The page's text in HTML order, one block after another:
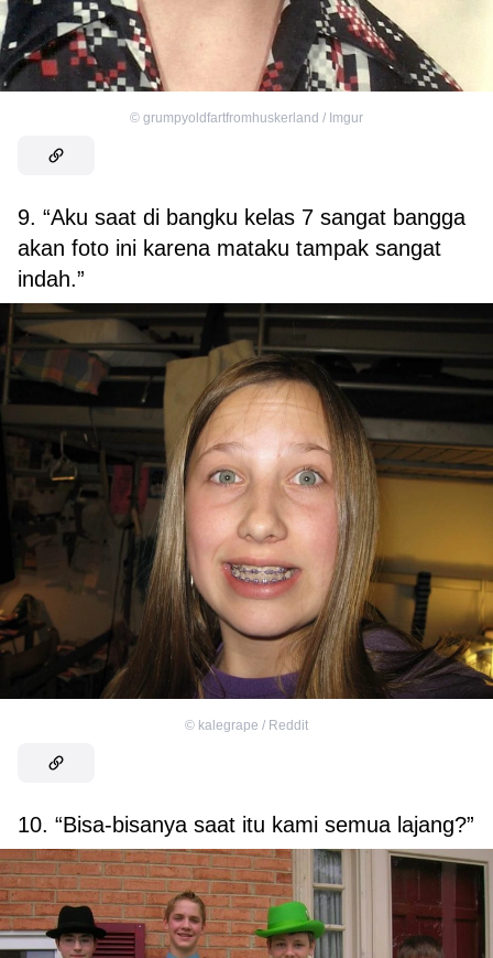
© grumpyoldfartfromhuskerland / Imgur
9. “Aku saat di bangku kelas 7 sangat bangga
akan foto ini karena mataku tampak sangat
indah.”
© kalegrape / Reddit
10. “Bisa-bisanya saat itu kami semua lajang?”